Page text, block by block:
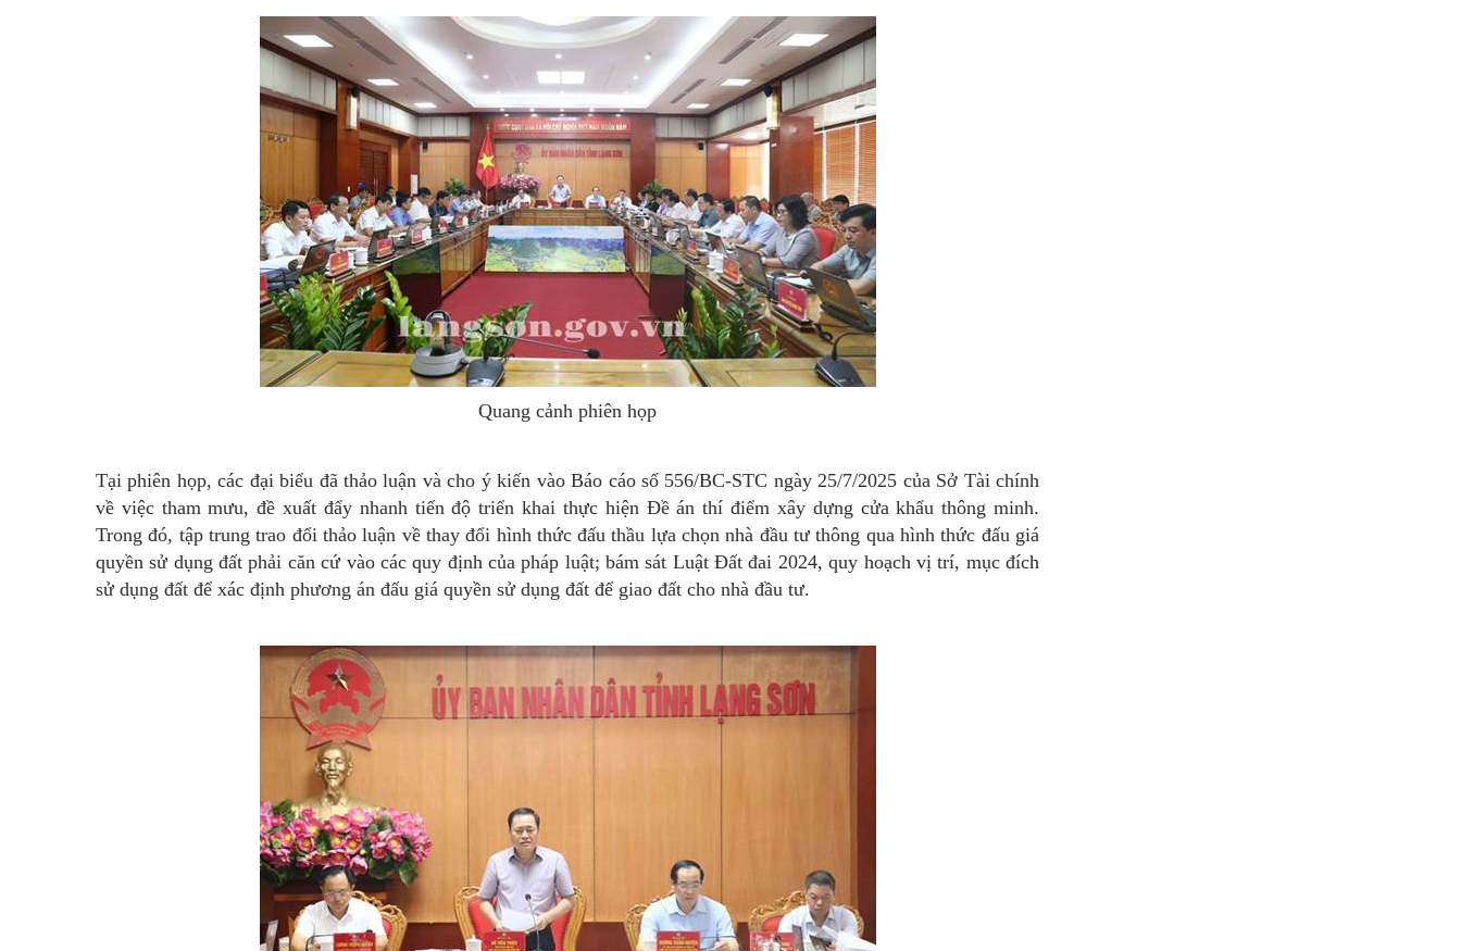
Quang cảnh phiên họp
Tại phiên họp, các đại biểu đã thảo luận và cho ý kiến vào Báo cáo số 556/BC-STC ngày 25/7/2025 của Sở Tài chính
về việc tham mưu, đề xuất đẩy nhanh tiến độ triển khai thực hiện Đề án thí điểm xây dựng cửa khẩu thông minh.
Trong đó, tập trung trao đổi thảo luận về thay đổi hình thức đấu thầu lựa chọn nhà đầu tư thông qua hình thức đấu giá
quyền sử dụng đất phải căn cứ vào các quy định của pháp luật; bám sát Luật Đất đai 2024, quy hoạch vị trí, mục đích
sử dụng đất để xác định phương án đấu giá quyền sử dụng đất để giao đất cho nhà đầu tư.